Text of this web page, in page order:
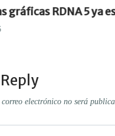
gráficas RDNA 5 ya
electrónico no será